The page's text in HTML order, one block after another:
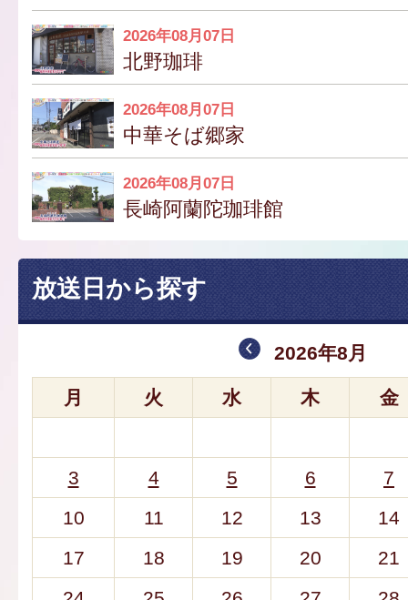
2026年08月07日
北野珈琲
2026年08月07日
中華そば郷家
2026年08月07日
長崎阿蘭陀珈琲館
放送日から探す
2026年8月
月 火 水 木 金
3 4 5 6
7
10
11 12 13
14
17
18 19 20
21